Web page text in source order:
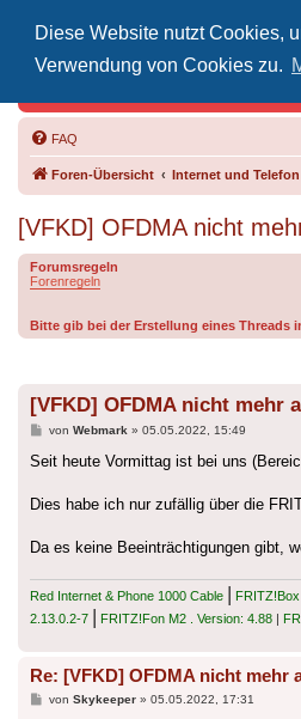
Diese Website nutzt Cookies,
Verwendung von Cookies zu.
FAQ
Foren-Übersicht Internet und
[VFKD] OFDMA nicht
Forumsregeln
Forenregeln
Bitte gib bei der Erstellung eines Threads
[VFKD] OFDMA nicht mehr
Beitrag
von Webmark » 05.05.2022, 15:49
Seit heute Vormittag ist bei uns
Dies habe ich nur zufällig über die
Da es keine Beeinträchtigungen gibt,
Red Internet & Phone 1000 Cable |
2.13.0.2-7 | FRITZ!Fon M2 . Version: 4.88
Re: [VFKD] OFDMA nicht mehr
Beitrag
von Skykeeper» 05.05.2022, 17:31